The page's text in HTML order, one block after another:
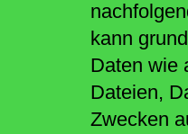
kann
Daten wie
Dateien,
Zwecken